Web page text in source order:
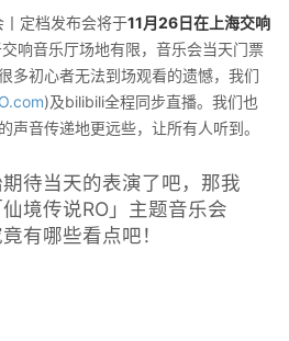
丨定档发布会将于11月26日在上海交响
响音乐厅场地有限，音乐会当天门票
多初心者无法到场观看的遗憾，我们
)及bilibili全程同步直播。我们也
声音传递地更远些，让所有人听到。
待当天的表演了吧，那我
境传说RO」主题音乐会
有哪些看点吧！